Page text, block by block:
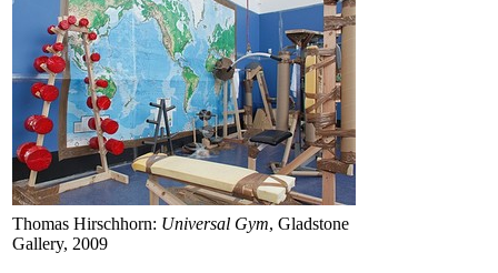
Thomas Hirschhorn: Universal Gym, Gladstone
Gallery, 2009